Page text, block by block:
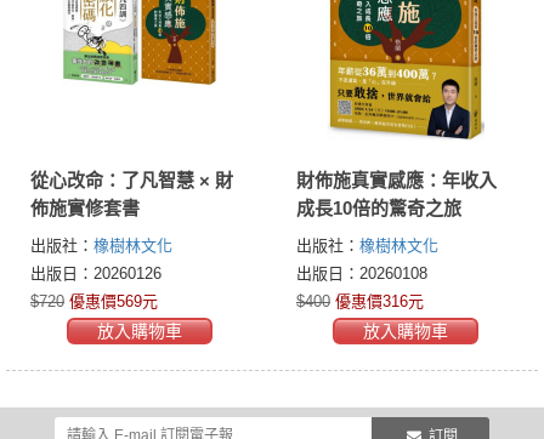
從心改命：了凡智慧 × 財
佈施實修套書
出版社： 橡樹林文化
出版日：20260126
$720 優惠價569元
放入購物車
財佈施真實感應：年收入
成長10倍的驚奇之旅
出版社： 橡樹林文化
出版日：20260108
$400 優惠價316元
放入購物車